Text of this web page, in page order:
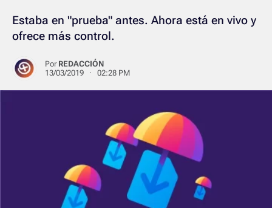
Estaba en "prueba" antes. Ahora está en vivo y
ofrece más control.
Por REDACCIÓN
13/03/2019 · 02:28 PM